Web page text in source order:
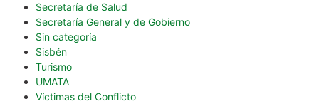
Secretaría de Salud
Secretaría General y de Gobierno
Sin categoría
Sisbén
Turismo
UMATA
Víctimas del Conflicto